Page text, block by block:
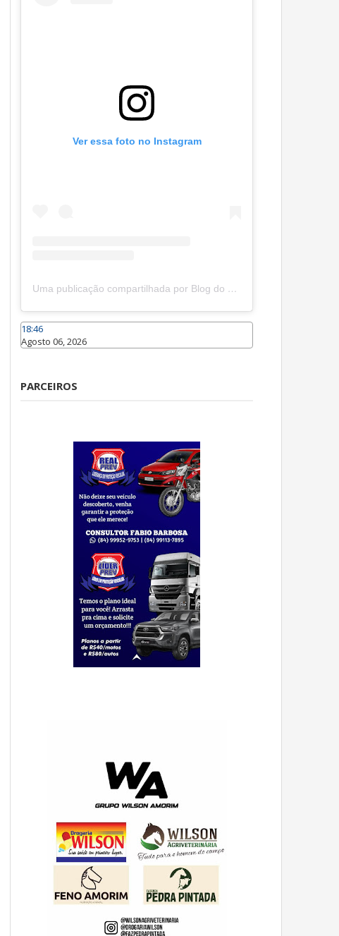
Ver essa foto no Instagram
Uma publicação compartilhada por Blog do João Marcolino (@joaomarcolinoneto)
18:46
Agosto 06, 2026
PARCEIROS